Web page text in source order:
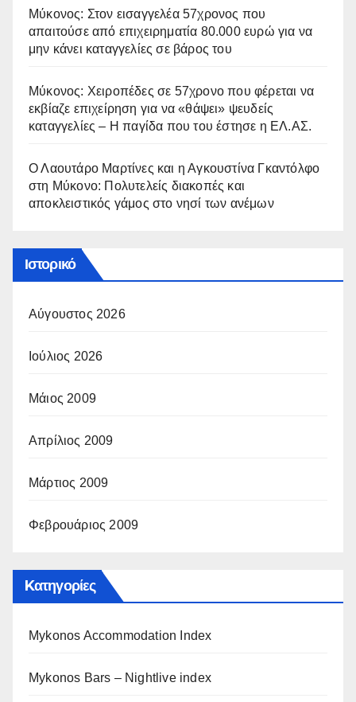
Μύκονος: Στον εισαγγελέα 57χρονος που
απαιτούσε από επιχειρηματία 80.000 ευρώ για να
μην κάνει καταγγελίες σε βάρος του
Μύκονος: Χειροπέδες σε 57χρονο που φέρεται να
εκβίαζε επιχείρηση για να «θάψει» ψευδείς
καταγγελίες – Η παγίδα που του έστησε η ΕΛ.ΑΣ.
Ο Λαουτάρο Μαρτίνες και η Αγκουστίνα Γκαντόλφο
στη Μύκονο: Πολυτελείς διακοπές και
αποκλειστικός γάμος στο νησί των ανέμων
Ιστορικό
Αύγουστος 2026
Ιούλιος 2026
Μάιος 2009
Απρίλιος 2009
Μάρτιος 2009
Φεβρουάριος 2009
Kατηγορίες
Mykonos Accommodation Index
Mykonos Bars – Nightlive index